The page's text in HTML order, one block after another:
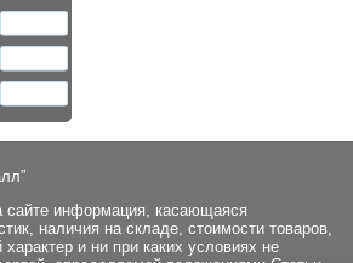
сайте информация, касающаяся
наличия на складе, стоимости товаров,
и ни при каких условиях не